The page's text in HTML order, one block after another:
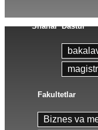
Shahar Dastur
Fakultetlar
Biznes va